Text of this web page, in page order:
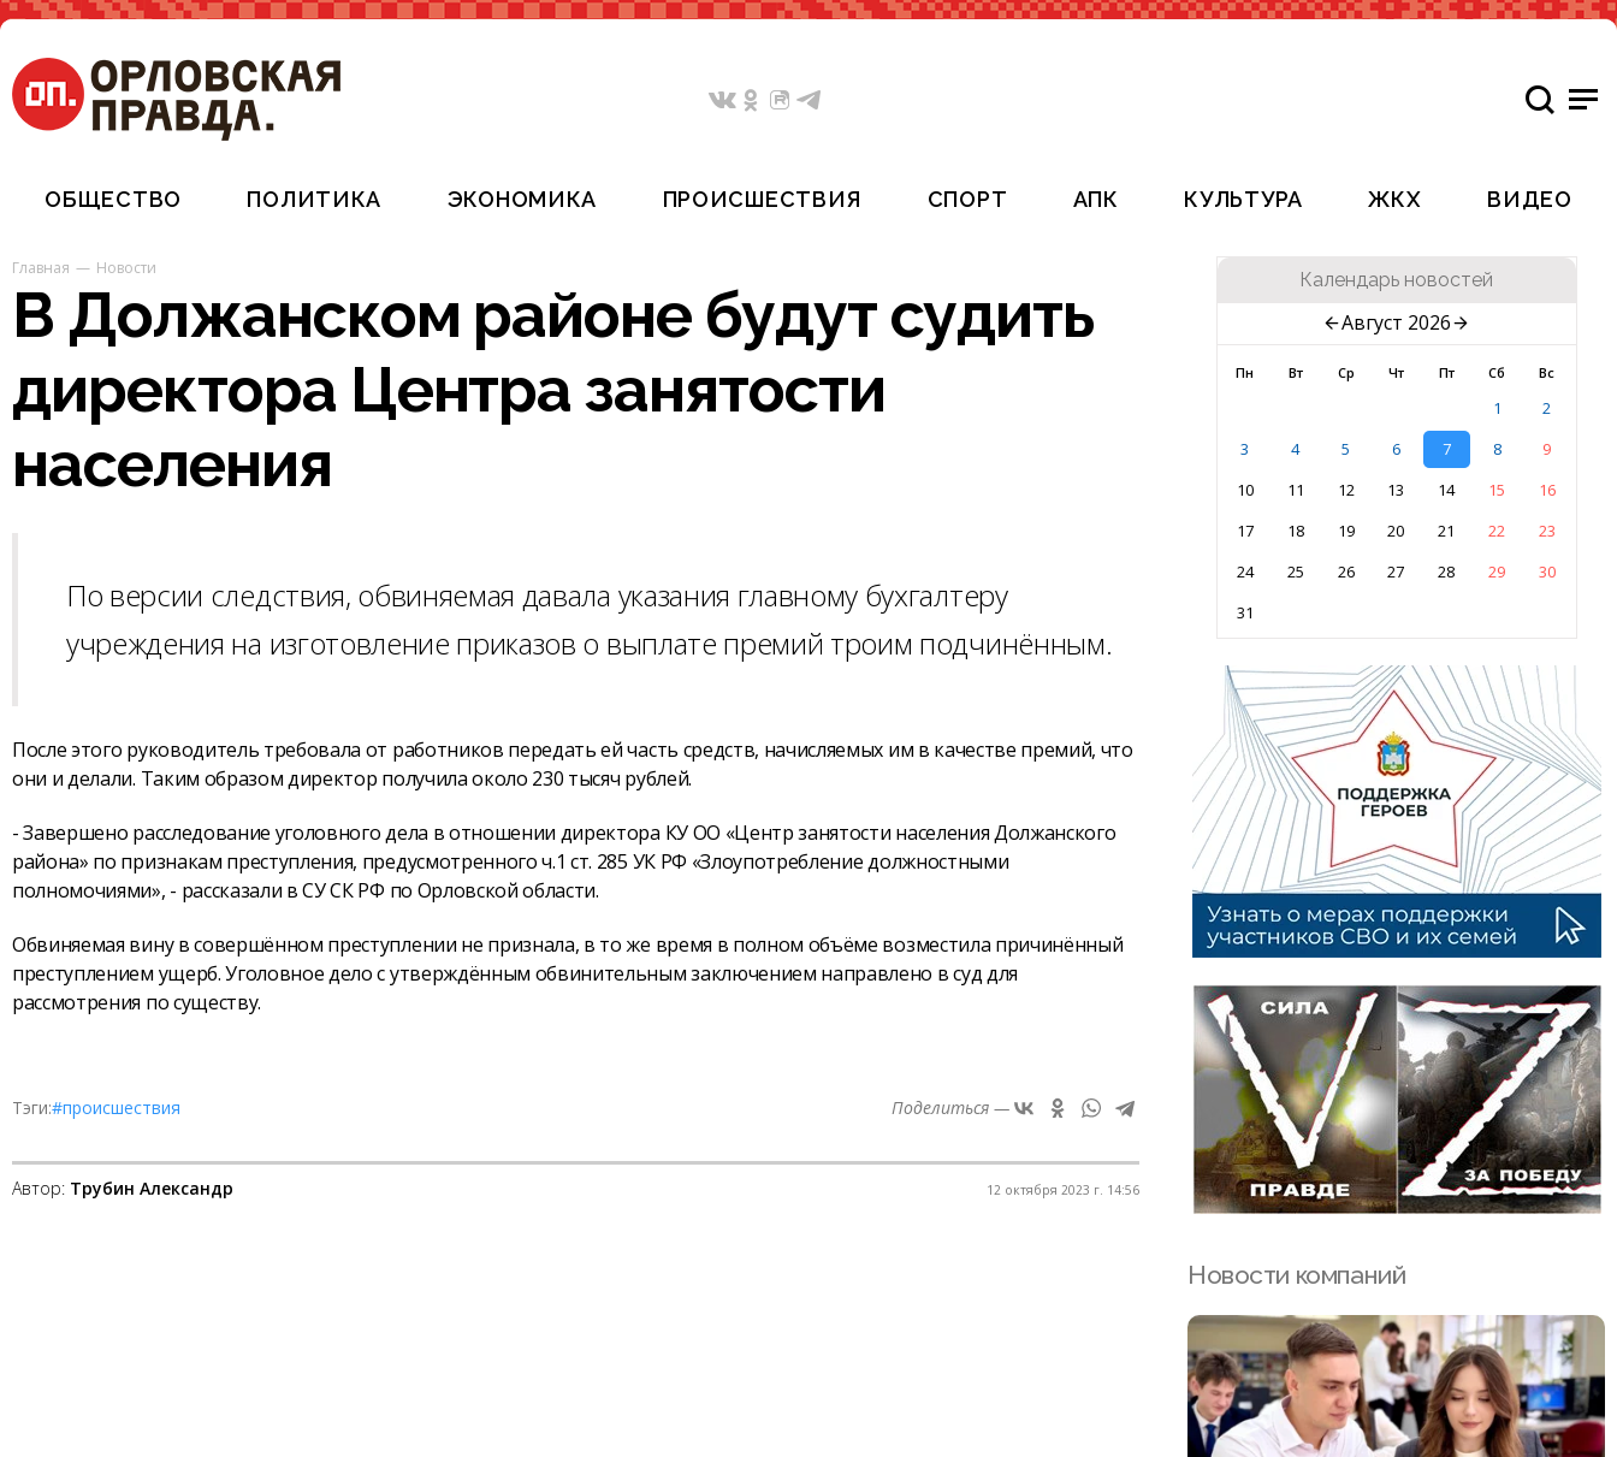
ОБЩЕСТВО ПОЛИТИКА ЭКОНОМИКА ПРОИСШЕСТВИЯ СПОРТ АПК КУЛЬТУРА ЖКХ ВИДЕО
Главная Новости
В Должанском районе будут судить
директора Центра занятости
населения
По версии следствия, обвиняемая давала указания главному бухгалтеру
учреждения на изготовление приказов о выплате премий троим подчинённым.
После этого руководитель требовала от работников передать ей часть средств, начисляемых им в качестве премий, что
они и делали. Таким образом директор получила около 230 тысяч рублей.
- Завершено расследование уголовного дела в отношении директора КУ ОО «Центр занятости населения Должанского
района» по признакам преступления, предусмотренного ч.1 ст. 285 УК РФ «Злоупотребление должностными
полномочиями», - рассказали в СУ СК РФ по Орловской области.
Обвиняемая вину в совершённом преступлении не признала, в то же время в полном объёме возместила причинённый
преступлением ущерб. Уголовное дело с утверждённым обвинительным заключением направлено в суд для
рассмотрения по существу.
Тэги:#происшествия Поделиться —
Автор: Трубин Александр 12 октября 2023 г. 14:56
Календарь новостей
Август 2026
Пн Вт Ср Чт Пт Сб Вс
1
2
3
4 5 6 7 8
9
10
11 12 13 14 15
16
17
18 19 20 21 22
23
24
25 26 27 28 29
30
31
Новости компаний